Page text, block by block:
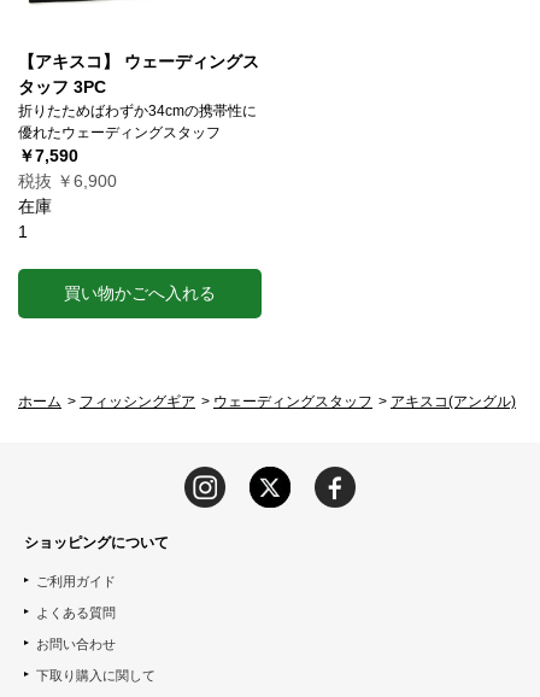
【アキスコ】 ウェーディングス
タッフ 3PC
折りたためばわずか34cmの携帯性に
優れたウェーディングスタッフ
￥7,590
税抜 ￥6,900
在庫
1
買い物かごへ入れる
ホーム > フィッシングギア > ウェーディングスタッフ > アキスコ(アングル)
ショッピングについて
ご利用ガイド
よくある質問
お問い合わせ
下取り購入に関して